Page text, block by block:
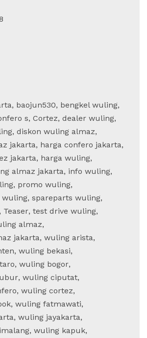
, baojun530, bengkel wuling,
s, Cortez, dealer wuling,
, diskon wuling almaz,
jakarta, harga confero jakarta,
jakarta, harga wuling,
almaz jakarta, info wuling,
, promo wuling,
wuling, spareparts wuling,
, Teaser, test drive wuling,
almaz,
jakarta, wuling arista,
, wuling bekasi,
, wuling bogor,
, wuling ciputat,
, wuling cortez,
, wuling fatmawati,
, wuling jayakarta,
, wuling kapuk,